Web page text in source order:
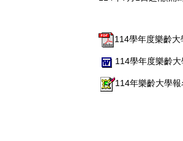
114學年度樂齡
114學年度樂齡
114年樂齡大學